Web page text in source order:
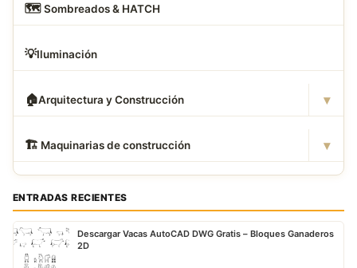
🗺️ Sombreados & HATCH
💡Iluminación
🏠Arquitectura y Construcción ▾
🏗 ️ Maquinarias de construcción ▾
ENTRADAS RECIENTES
Descargar Vacas AutoCAD DWG Gratis – Bloques Ganaderos
2D